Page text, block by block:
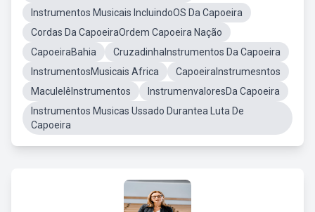
Instrumentos Musicais IncluindoOS Da Capoeira
Cordas Da CapoeiraOrdem Capoeira Nação
CapoeiraBahia
CruzadinhaInstrumentos Da Capoeira
InstrumentosMusicais Africa
CapoeiraInstrumesntos
MaculelêInstrumentos
InstrumenvaloresDa Capoeira
Instrumentos Musicas Ussado Durantea Luta De
Capoeira